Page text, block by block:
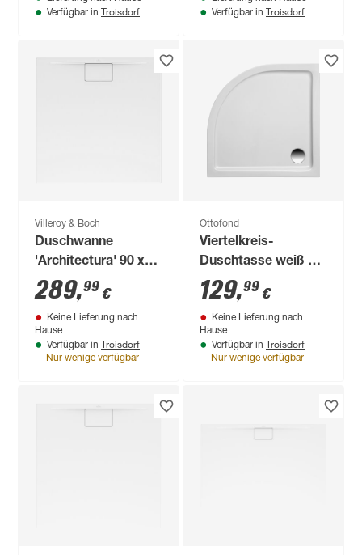
Verfügbar in Troisdorf
Verfügbar in Troisdorf
Villeroy & Boch
Duschwanne
'Architectura' 90 x
90 x 1,5 cm
289,99 €
Keine Lieferung nach
Hause
Verfügbar in Troisdorf
Nur wenige verfügbar
Ottofond
Viertelkreis-
Duschtasse weiß 90
x 90 x 4 cm
129,99 €
Keine Lieferung nach
Hause
Verfügbar in Troisdorf
Nur wenige verfügbar